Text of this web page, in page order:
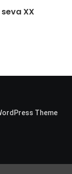
XX
Theme